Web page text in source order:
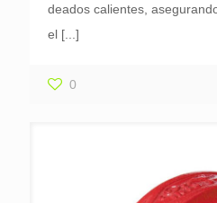
deados calientes,
el [...]
0